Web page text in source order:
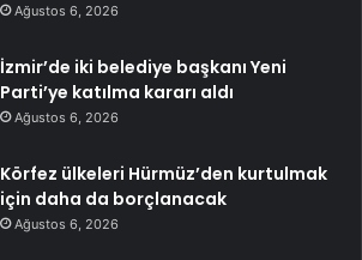
Ağustos 6, 2026
İzmir’de iki belediye başkanı Yeni
Parti’ye katılma kararı aldı
Ağustos 6, 2026
Körfez ülkeleri Hürmüz’den kurtulmak
için daha da borçlanacak
Ağustos 6, 2026